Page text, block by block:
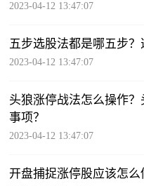
2023-04-12 13:47:07
五步选股法都是哪五步？
2023-04-12 13:47:07
头狼涨停战法怎么操作
事项？
2023-04-12 13:47:07
开盘捕捉涨停股应该怎么